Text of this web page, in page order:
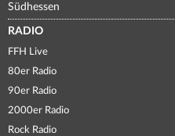
Südhessen
RADIO
FFH Live
80er Radio
90er Radio
2000er Radio
Rock Radio